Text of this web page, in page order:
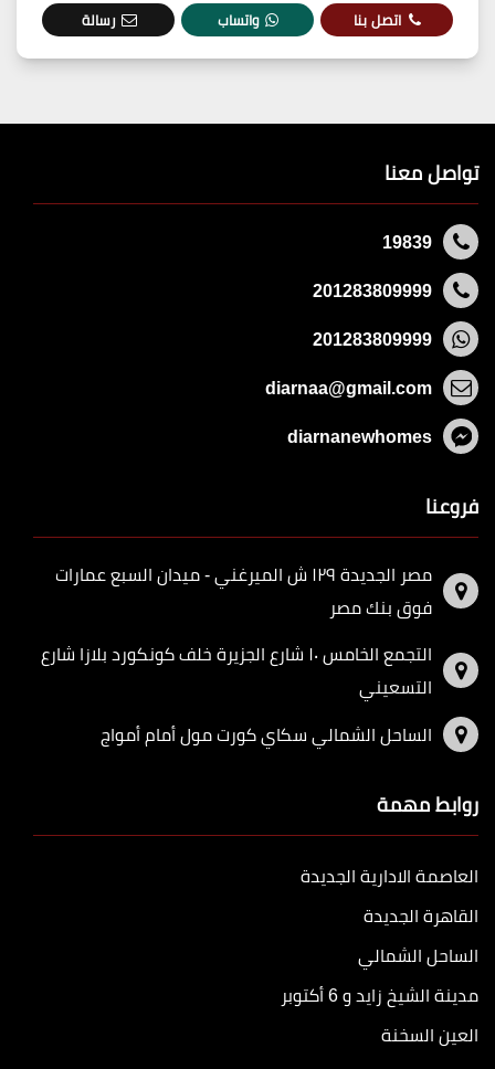
اتصل بنا واتساب رسالة
تواصل معنا
19839
201283809999
201283809999
diarnaa@gmail.com
diarnanewhomes
فروعنا
مصر الجديدة ١٢٩ ش الميرغني - ميدان السبع عمارات
فوق بنك مصر
التجمع الخامس ١٠ شارع الجزيرة خلف كونكورد بلازا شارع
التسعيني
الساحل الشمالي سكاي كورت مول أمام أمواج
روابط مهمة
العاصمة الادارية الجديدة
القاهرة الجديدة
الساحل الشمالي
مدينة الشيخ زايد و 6 أكتوبر
العين السخنة